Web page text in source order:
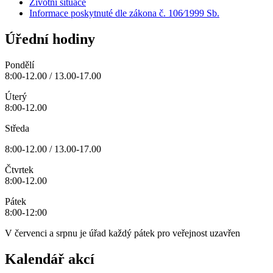
Informace poskytnuté dle zákona č. 106⁄1999 Sb.
Úřední hodiny
Pondělí
8:00-12.00 / 13.00-17.00
Úterý
8:00-12.00
Středa
8:00-12.00 / 13.00-17.00
Čtvrtek
8:00-12.00
Pátek
8:00-12:00
V červenci a srpnu je úřad každý pátek pro veřejnost uzavřen
Kalendář akcí